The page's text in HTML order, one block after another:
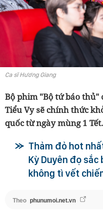
Ca sĩ Hương Giang
Bộ phim "Bộ tứ báo thủ"
Tiểu Vy sẽ chính thức
quốc từ ngày mùng 1 Tết.
Thảm đỏ hot
Kỳ Duyên đọ sắc
không tì vết
Theo phunumoi.net.vn